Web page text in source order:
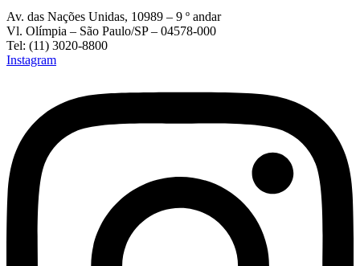
Av. das Nações Unidas, 10989 – 9 º andar
Vl. Olímpia – São Paulo/SP – 04578-000
Tel: (11) 3020-8800
Instagram